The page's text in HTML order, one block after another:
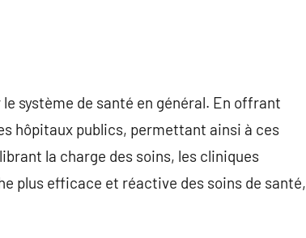
système de santé en général. En offrant
hôpitaux publics, permettant ainsi à ces
la charge des soins, les cliniques
plus efficace et réactive des soins de santé,